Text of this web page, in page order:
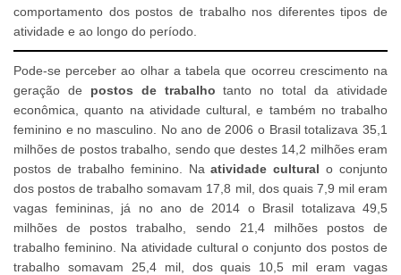
comportamento dos postos de trabalho nos diferentes tipos de
atividade e ao longo do período.
Pode-se perceber ao olhar a tabela que ocorreu crescimento na
geração de postos de trabalho tanto no total da atividade
econômica, quanto na atividade cultural, e também no trabalho
feminino e no masculino. No ano de 2006 o Brasil totalizava 35,1
milhões de postos trabalho, sendo que destes 14,2 milhões eram
postos de trabalho feminino. Naatividade cultural o conjunto
dos postos de trabalho somavam 17,8 mil, dos quais 7,9 mil eram
vagas femininas, já no ano de 2014 o Brasil totalizava 49,5
milhões de postos trabalho, sendo 21,4 milhões postos de
trabalho feminino. Na atividade cultural o conjunto dos postos de
trabalho somavam 25,4 mil, dos quais 10,5 mil eram vagas